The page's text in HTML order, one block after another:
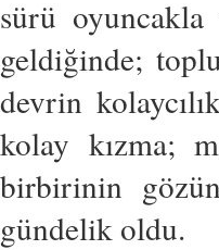
sürü
geldiğinde;
devrin
kolay kızma;
birbirinin
gündelik oldu.